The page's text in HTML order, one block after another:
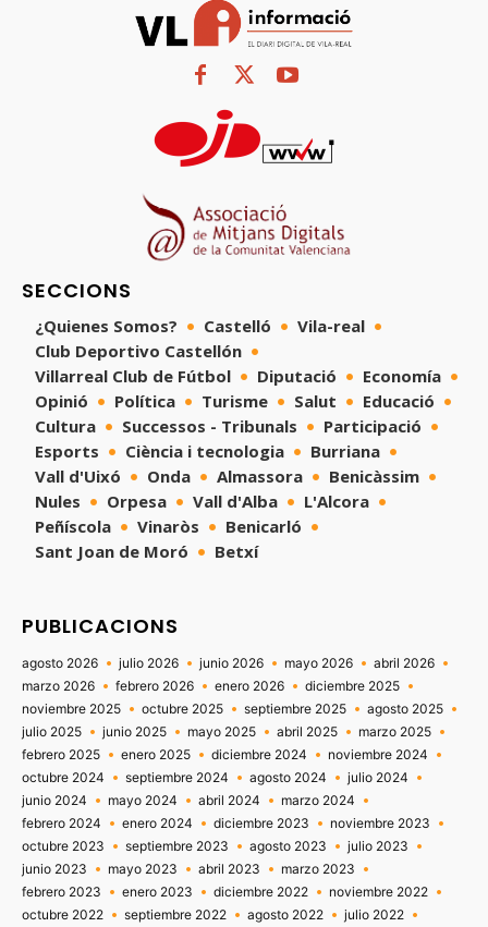
SECCIONS
¿Quienes Somos? Castelló
Vila-real
Club Deportivo Castellón
Villarreal Club de Fútbol
Diputació
Economía
Opinió
Política Turisme Salut
Educació
Cultura
Successos - Tribunals
Participació
Esports
Ciència i tecnologia
Burriana
Vall d'Uixó
Onda Almassora
Benicàssim
Nules
Orpesa Vall d'Alba
L'Alcora
Peñíscola
Vinaròs
Benicarló
Sant Joan de Moró
Betxí
PUBLICACIONS
agosto 2026 julio 2026 junio 2026 mayo 2026
abril 2026
marzo 2026
febrero 2026 enero 2026
diciembre 2025
noviembre 2025
octubre 2025 septiembre 2025
agosto 2025
julio 2025
junio 2025 mayo 2025 abril 2025
marzo 2025
febrero 2025
enero 2025 diciembre 2024
noviembre 2024
octubre 2024
septiembre 2024 agosto 2024
julio 2024
junio 2024
mayo 2024 abril 2024
marzo 2024
febrero 2024
enero 2024 diciembre 2023
noviembre 2023
octubre 2023
septiembre 2023 agosto 2023
julio 2023
junio 2023
mayo 2023 abril 2023
marzo 2023
febrero 2023
enero 2023 diciembre 2022
noviembre 2022
octubre 2022
septiembre 2022 agosto 2022
julio 2022